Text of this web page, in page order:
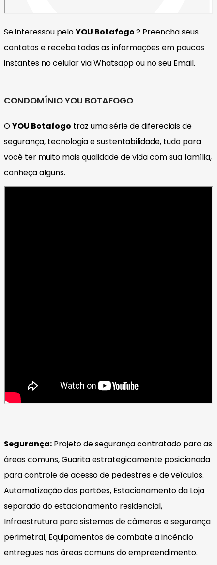
Se interessou peloYOU Botafogo? Preencha seus
contatos e receba todas as informações em poucos
instantes no celular via Whatsapp ou no seu Email.
CONDOMÍNIO YOU BOTAFOGO
OYOU Botafogo traz uma série de difereciais de
segurança, tecnologia e sustentabilidade, tudo para
você ter muito mais qualidade de vida com sua família,
conheça alguns.
Segurança: Projeto de segurança contratado para as
áreas comuns, Guarita estrategicamente posicionada
para controle de acesso de pedestres e de veículos.
Automatização dos portões, Estacionamento da Loja
separado do estacionamento residencial,
Infraestrutura para sistemas de câmeras e segurança
perimetral, Equipamentos de combate a incêndio
entregues nas áreas comuns do empreendimento.